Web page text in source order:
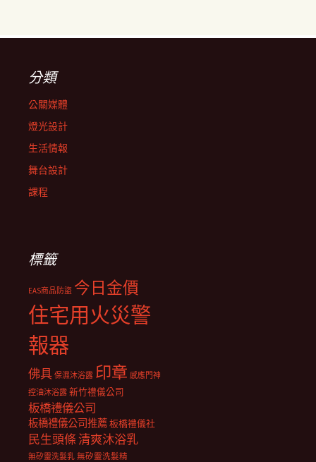
分類
公關媒體
燈光設計
生活情報
舞台設計
課程
標籤
EAS商品防盜 今日金價
住宅用火災警
報器
佛具 保濕沐浴露 印章 感應門神
控油沐浴露 新竹禮儀公司
板橋禮儀公司
板橋禮儀公司推薦板橋禮儀社
民生頭條清爽沐浴乳
無矽靈洗髮乳 無矽靈洗髮精